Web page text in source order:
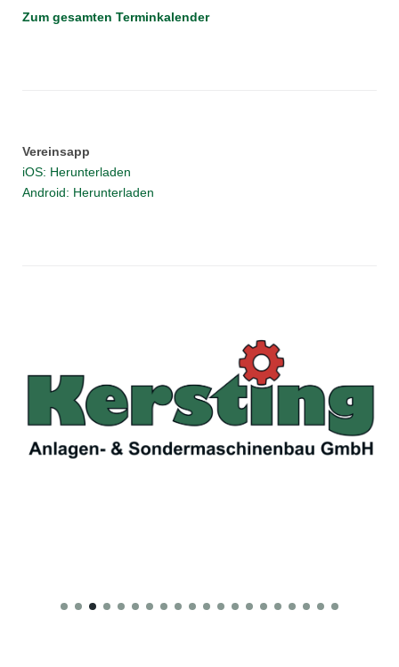
Zum gesamten Terminkalender
Vereinsapp
iOS: Herunterladen
Android: Herunterladen